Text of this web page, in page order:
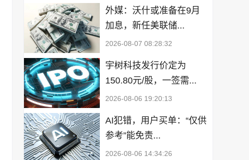
外媒：沃什或准备在9月
加息，新任美联储...
2026-08-07 08:28:32
宇树科技发行价定为
150.80元/股，一签需...
2026-08-06 19:20:13
AI犯错，用户买单：“仅供
参考”能免责...
2026-08-06 14:34:26